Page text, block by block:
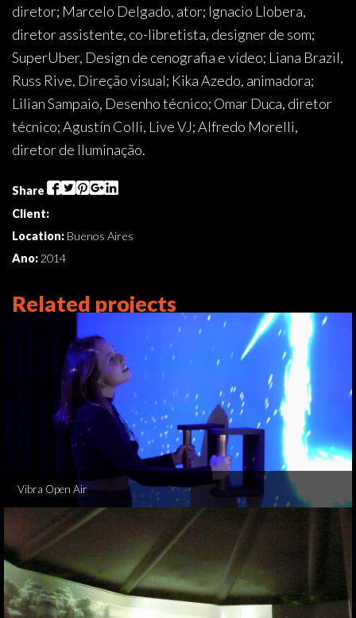
diretor; Marcelo Delgado, ator; Ignacio Llobera,
diretor assistente, co-libretista, designer de som;
SuperUber, Design de cenografia e vídeo; Liana Brazil,
Russ Rive, Direção visual; Kika Azedo, animadora;
Lilian Sampaio, Desenho técnico; Omar Duca, diretor
técnico; Agustín Colli, Live VJ; Alfredo Morelli,
diretor de Iluminação.
Share
Client:
Location: Buenos Aires
Ano:2014
Related projects
Vibra Open Air